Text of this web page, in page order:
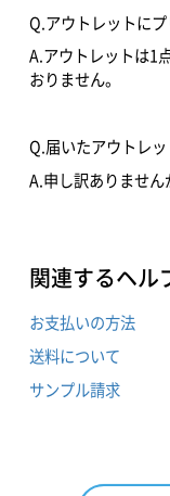
Q.アウトレットに
A.アウトレットは1
おりません。
Q.届いたアウトレ
A.申し訳ありません
関連するヘル
お支払いの方法
送料について
サンプル請求